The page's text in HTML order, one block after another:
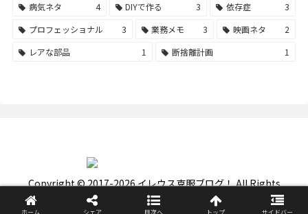
病気ネタ
4 DIYで作る 3 依存症
3
プロフェッショナル
3 業務メモ 3 映画ネタ
2
レアな部品
1 断捨離計画 1
Copyright © 2017-2026 イレウス克服ブログ！ All Rights
Reserved.
ホーム シェア 目次へ トップ サイドバー